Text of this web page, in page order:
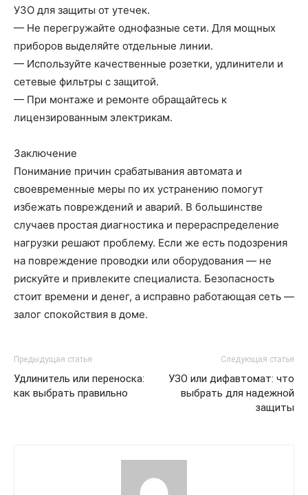
УЗО для защиты от утечек.
— Не перегружайте однофазные сети. Для мощных
приборов выделяйте отдельные линии.
— Используйте качественные розетки, удлинители и
сетевые фильтры с защитой.
— При монтаже и ремонте обращайтесь к
лицензированным электрикам.
Заключение
Понимание причин срабатывания автомата и
своевременные меры по их устранению помогут
избежать повреждений и аварий. В большинстве
случаев простая диагностика и перераспределение
нагрузки решают проблему. Если же есть подозрения
на повреждение проводки или оборудования — не
рискуйте и привлеките специалиста. Безопасность
стоит времени и денег, а исправно работающая сеть —
залог спокойствия в доме.
Предыдущая статья
Удлинитель или переноска:
как выбрать правильно
Следующая статья
УЗО или дифавтомат: что
выбрать для надежной
защиты